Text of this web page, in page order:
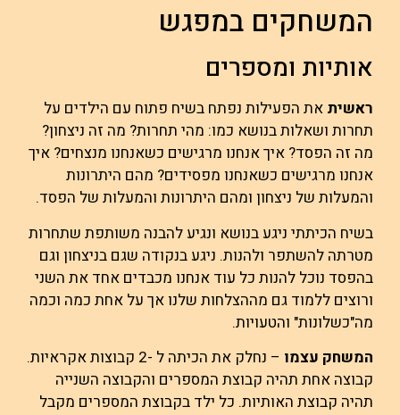
המשחקים במפגש
אותיות ומספרים
ראשית את הפעילות נפתח בשיח פתוח עם הילדים על
תחרות ושאלות בנושא כמו: מהי תחרות? מה זה ניצחון?
מה זה הפסד? איך אנחנו מרגישים כשאנחנו מנצחים? איך
אנחנו מרגישים כשאנחנו מפסידים? מהם היתרונות
והמעלות של ניצחון ומהם היתרונות והמעלות של הפסד.
בשיח הכיתתי ניגע בנושא ונגיע להבנה משותפת שתחרות
מטרתה להשתפר ולהנות. ניגע בנקודה שגם בניצחון וגם
בהפסד נוכל להנות כל עוד אנחנו מכבדים אחד את השני
ורוצים ללמוד גם מההצלחות שלנו אך על אחת כמה וכמה
מה"כשלונות" והטעויות.
המשחק עצמו
– נחלק את הכיתה ל -2 קבוצות אקראיות.
קבוצה אחת תהיה קבוצת המספרים והקבוצה השנייה
תהיה קבוצת האותיות. כל ילד בקבוצת המספרים מקבל